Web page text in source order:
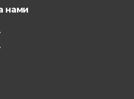
нами